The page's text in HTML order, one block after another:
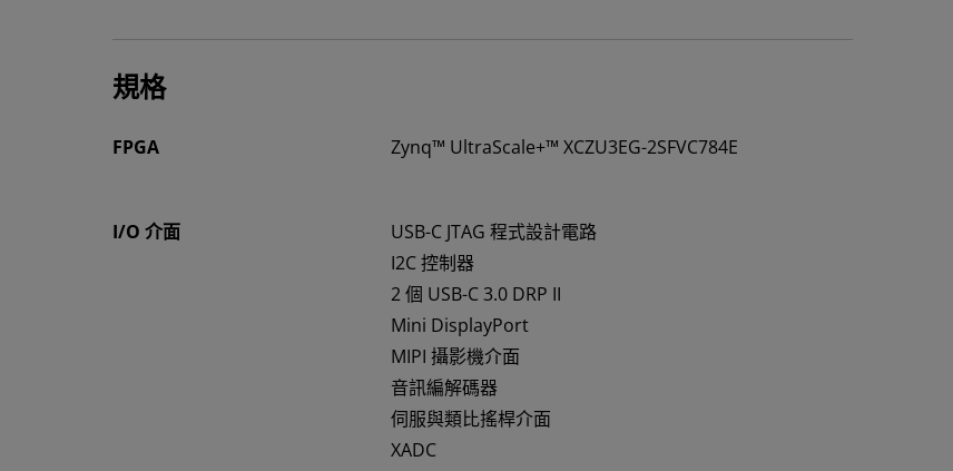
規格
FPGA Zynq™ UltraScale+™ XCZU3EG-2SFVC784E
I/O 介面
USB-C JTAG 程式設計電路
I2C 控制器
2 個 USB-C 3.0 DRP II
Mini DisplayPort
MIPI 攝影機介面
音訊編解碼器
伺服與類比搖桿介面
XADC